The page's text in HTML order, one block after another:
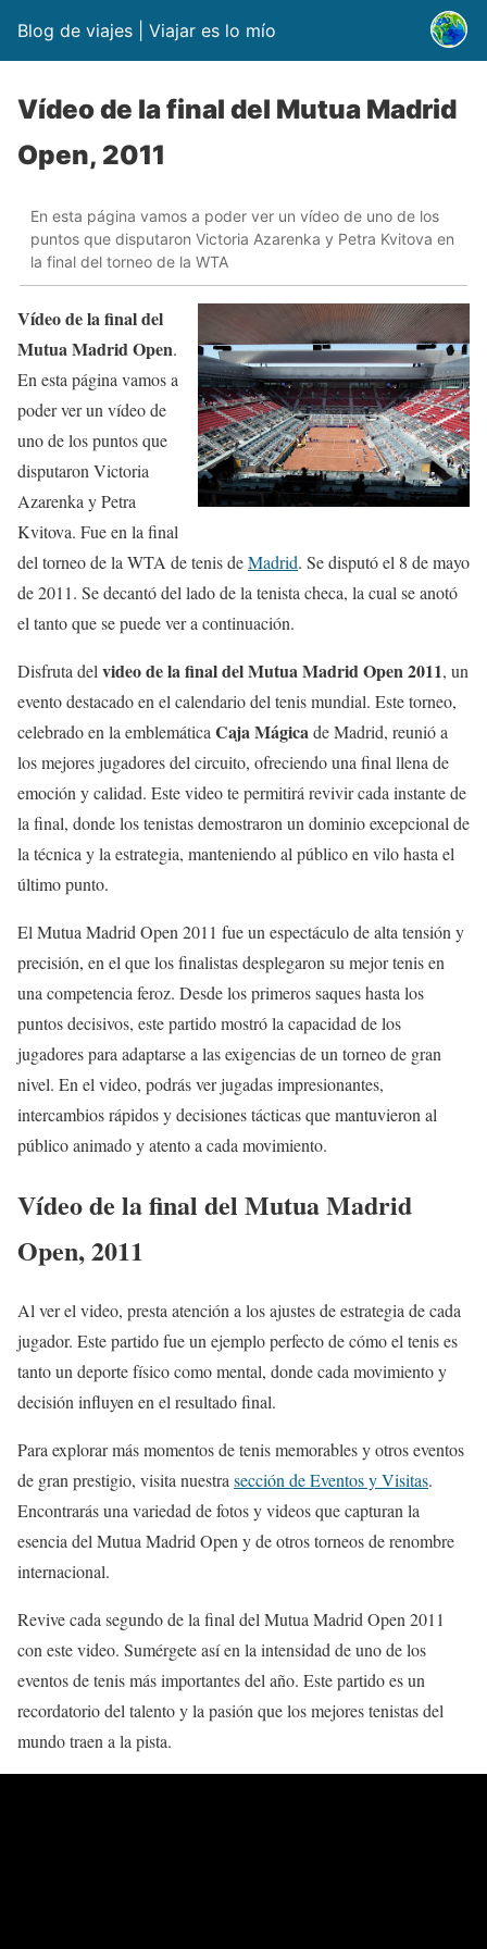
Blog de viajes | Viajar es lo mío
Vídeo de la final del Mutua Madrid
Open, 2011
En esta página vamos a poder ver un vídeo de uno de los
puntos que disputaron Victoria Azarenka y Petra Kvitova en
la final del torneo de la WTA
Vídeo de la final del
Mutua Madrid Open.
En esta página vamos a
poder ver un vídeo de
uno de los puntos que
disputaron Victoria
Azarenka y Petra
Kvitova. Fue en la final
del torneo de la WTA de tenis deMadrid. Se disputó el 8 de mayo
de 2011. Se decantó del lado de la tenista checa, la cual se anotó
el tanto que se puede ver a continuación.
Disfruta del video de la final del Mutua Madrid Open 2011, un
evento destacado en el calendario del tenis mundial. Este torneo,
celebrado en la emblemática Caja Mágicade Madrid, reunió a
los mejores jugadores del circuito, ofreciendo una final llena de
emoción y calidad. Este video te permitirá revivir cada instante de
la final, donde los tenistas demostraron un dominio excepcional de
la técnica y la estrategia, manteniendo al público en vilo hasta el
último punto.
El Mutua Madrid Open 2011 fue un espectáculo de alta tensión y
precisión, en el que los finalistas desplegaron su mejor tenis en
una competencia feroz. Desde los primeros saques hasta los
puntos decisivos, este partido mostró la capacidad de los
jugadores para adaptarse a las exigencias de un torneo de gran
nivel. En el video, podrás ver jugadas impresionantes,
intercambios rápidos y decisiones tácticas que mantuvieron al
público animado y atento a cada movimiento.
Vídeo de la final del Mutua Madrid
Open, 2011
Al ver el video, presta atención a los ajustes de estrategia de cada
jugador. Este partido fue un ejemplo perfecto de cómo el tenis es
tanto un deporte físico como mental, donde cada movimiento y
decisión influyen en el resultado final.
Para explorar más momentos de tenis memorables y otros eventos
de gran prestigio, visita nuestra sección de Eventos y Visitas.
Encontrarás una variedad de fotos y videos que capturan la
esencia del Mutua Madrid Open y de otros torneos de renombre
internacional.
Revive cada segundo de la final del Mutua Madrid Open 2011
con este video. Sumérgete así en la intensidad de uno de los
eventos de tenis más importantes del año. Este partido es un
recordatorio del talento y la pasión que los mejores tenistas del
mundo traen a la pista.